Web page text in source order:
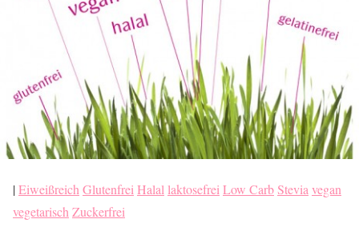
|Eiweißreich Glutenfrei Halal laktosefrei Low CarbStevia vegan
vegetarisch Zuckerfrei